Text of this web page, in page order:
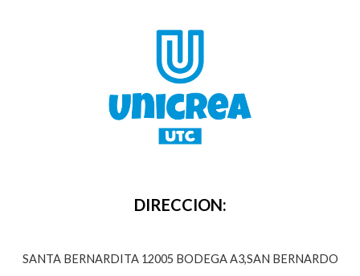
DIRECCION:
SANTA BERNARDITA 12005 BODEGA A3,SAN BERNARDO